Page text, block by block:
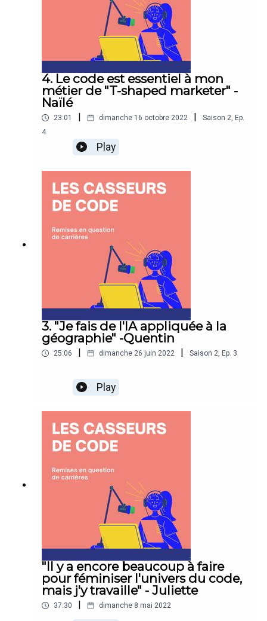
4. Le code est essentiel à mon
métier de "T-shaped marketer" -
Naïlé
23:01 dimanche 16 octobre 2022 Saison 2, Ep.
4
Play
3. "Je fais de l'IA appliquée à la
géographie" -Quentin
25:06 dimanche 26 juin 2022 Saison 2, Ep. 3
Play
"Il y a encore beaucoup à faire
pour féminiser l'univers du code,
mais j'y travaille" - Juliette
37:30 dimanche 8 mai 2022